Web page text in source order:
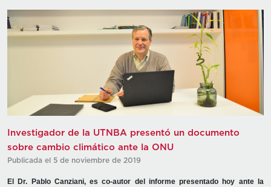
Investigador de la UTNBA presentó un documento
sobre cambio climático ante la ONU
Publicada el 5 de noviembre de 2019
El Dr. Pablo Canziani, es co-autor del informe presentado hoy ante la